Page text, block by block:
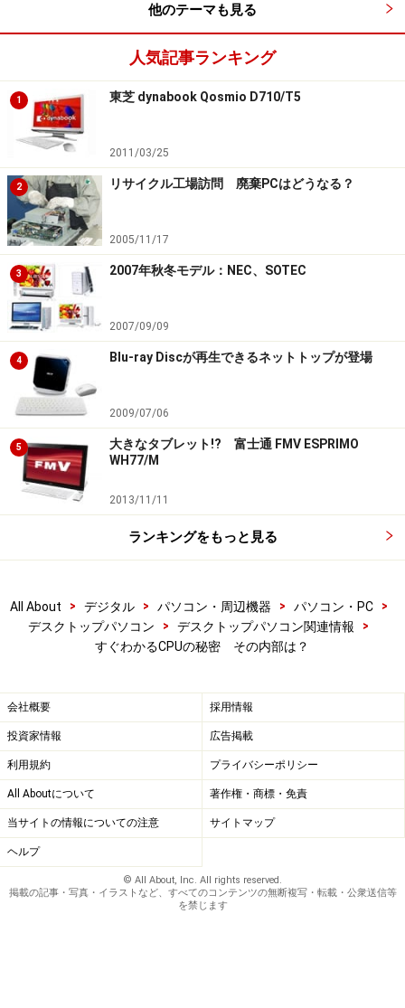
他のテーマも見る
人気記事ランキング
1 東芝 dynabook Qosmio D710/T5
2011/03/25
2 リサイクル工場訪問 廃棄PCはどうなる？
2005/11/17
3 2007年秋冬モデル：NEC、SOTEC
2007/09/09
4 Blu-ray Discが再生できるネットトップが登場
2009/07/06
5
大きなタブレット!? 富士通 FMV ESPRIMO
WH77/M
2013/11/11
ランキングをもっと見る
All About > デジタル > パソコン・周辺機器 > パソコン・PC
>
デスクトップパソコン
> デスクトップパソコン関連情報
>
すぐわかるCPUの秘密 その内部は？
会社概要 採用情報
投資家情報 広告掲載
利用規約 プライバシーポリシー
All Aboutについて 著作権・商標・免責
当サイトの情報についての注意 サイトマップ
ヘルプ
© All About, Inc. All rights reserved.
掲載の記事・写真・イラストなど、すべてのコンテンツの無断複写・転載・公衆送信等
を禁じます